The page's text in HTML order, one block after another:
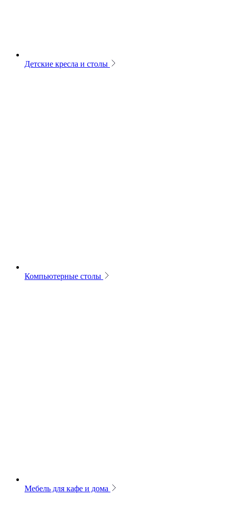
Детские кресла и столы
Компьютерные столы
Мебель для кафе и дома